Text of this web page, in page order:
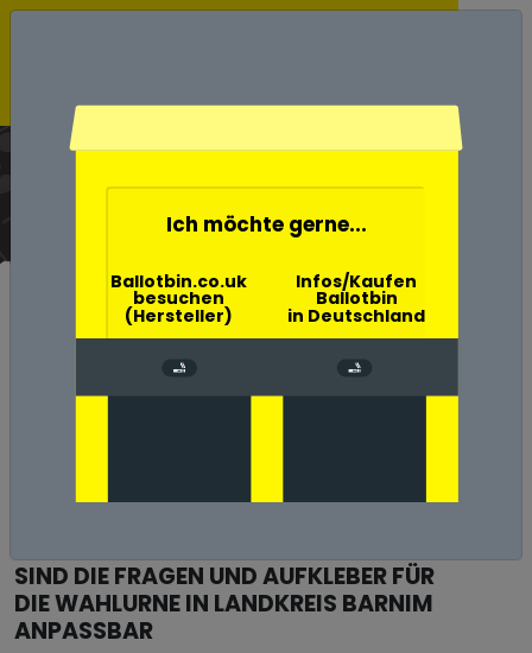
Kaufen Sie Ihre
Ballotbin in Barnim
genau richtig. Auch in Landkreis Barnim liefern
SIND DIE FRAGEN UND AUFKLEBER FÜR
DIE WAHLURNE IN LANDKREIS BARNIM
ANPASSBAR
Ich möchte gerne...
Ballotbin.co.uk
besuchen
(Hersteller)
Infos/Kaufen
Ballotbin
in Deutschland